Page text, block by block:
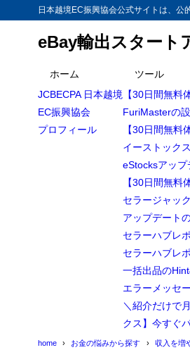
日本越境EC振興協会公式サイトは、公
eBay輸出スタート
ホーム
JCBECPA 日本越境
EC振興協会
プロフィール
ツール
【30日間無料
FuriMasterの
【30日間無料
イーストック
eStocksアッ
【30日間無料
セラージャッ
アップデート
セラーハブレ
セラーハブレ
一括出品の
エラーメッセ
＼紹介だけで
クス】今すぐ
home お金の悩みから探す 収入を増